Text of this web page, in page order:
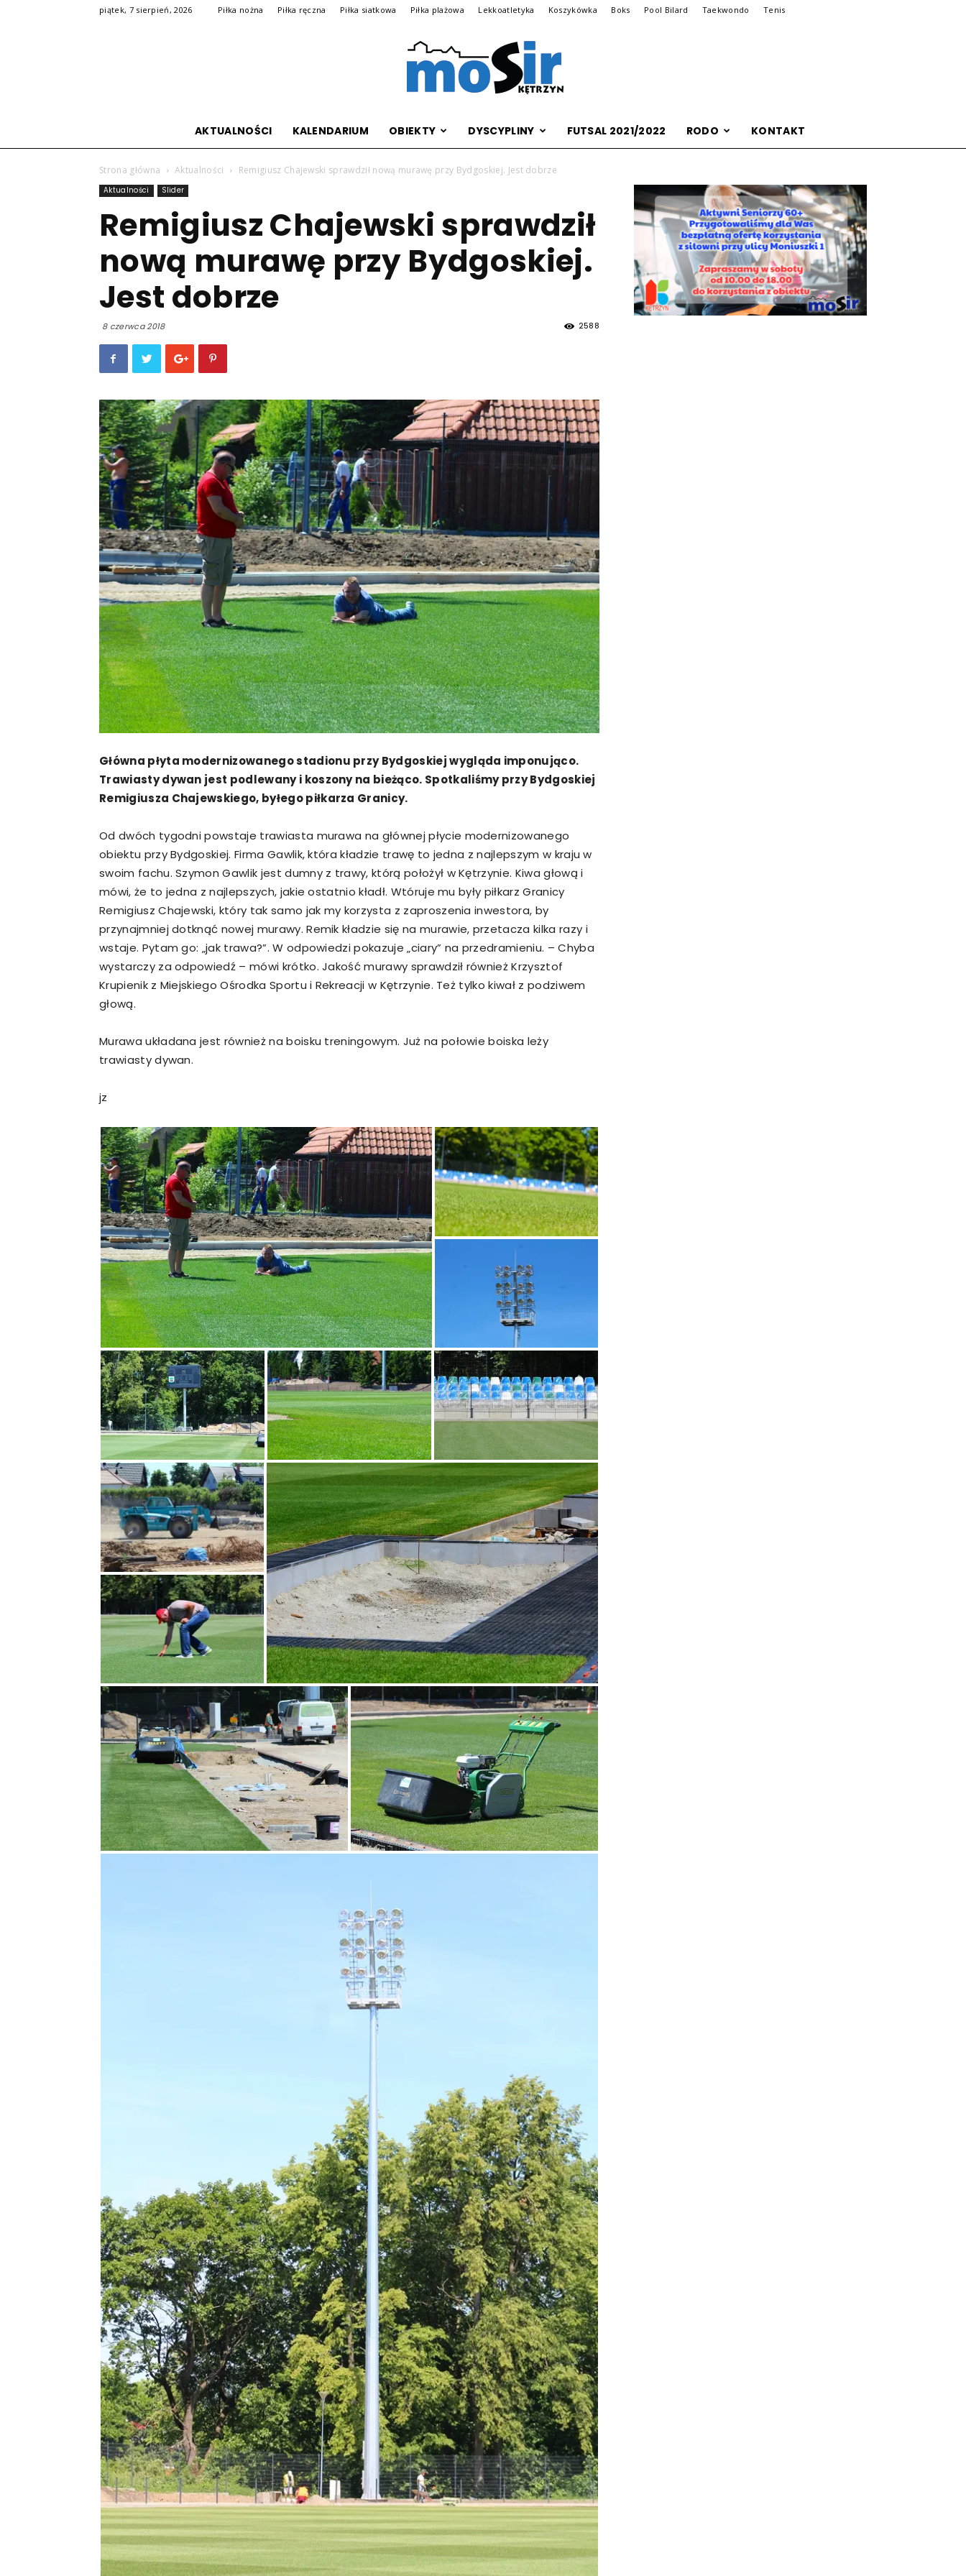
piątek, 7 sierpień, 2026 Piłka nożna Piłka ręczna Piłka siatkowa Piłka plażowa Lekkoatletyka Koszykówka Boks Pool Bilard Taekwondo Tenis
Archiwalna
wersja
MOSiR
AKTUALNOŚCI KALENDARIUM OBIEKTY DYSCYPLINY FUTSAL 2021/2022 RODO KONTAKT
Strona główna Aktualności Remigiusz Chajewski sprawdził nową murawę przy Bydgoskiej. Jest dobrze
Aktualności Slider
Remigiusz Chajewski sprawdził
nową murawę przy Bydgoskiej.
Jest dobrze
8 czerwca 2018 2588
Główna płyta modernizowanego stadionu przy Bydgoskiej wygląda imponująco.
Trawiasty dywan jest podlewany i koszony na bieżąco. Spotkaliśmy przy Bydgoskiej
Remigiusza Chajewskiego, byłego piłkarza Granicy.
Od dwóch tygodni powstaje trawiasta murawa na głównej płycie modernizowanego
obiektu przy Bydgoskiej. Firma Gawlik, która kładzie trawę to jedna z najlepszym w kraju w
swoim fachu. Szymon Gawlik jest dumny z trawy, którą położył w Kętrzynie. Kiwa głową i
mówi, że to jedna z najlepszych, jakie ostatnio kładł. Wtóruje mu były piłkarz Granicy
Remigiusz Chajewski, który tak samo jak my korzysta z zaproszenia inwestora, by
przynajmniej dotknąć nowej murawy. Remik kładzie się na murawie, przetacza kilka razy i
wstaje. Pytam go: „jak trawa?”. W odpowiedzi pokazuje „ciary” na przedramieniu. – Chyba
wystarczy za odpowiedź – mówi krótko. Jakość murawy sprawdził również Krzysztof
Krupienik z Miejskiego Ośrodka Sportu i Rekreacji w Kętrzynie. Też tylko kiwał z podziwem
głową.
Murawa układana jest również na boisku treningowym. Już na połowie boiska leży
trawiasty dywan.
jz